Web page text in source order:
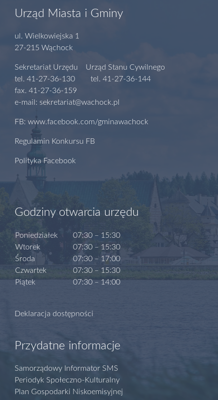
Urząd Miasta i Gminy
ul. Wielkowiejska 1
27-215 Wąchock
Sekretariat Urzędu Urząd Stanu Cywilnego
tel. 41-27-36-130 tel. 41-27-36-144
fax. 41-27-36-159
e-mail: sekretariat@wachock.pl
FB: www.facebook.com/gminawachock
Regulamin Konkursu FB
Polityka Facebook
Godziny otwarcia urzędu
Poniedziałek
Wtorek
Środa
Czwartek
Piątek
07:30 – 15:30
07:30 – 15:30
07:30 – 17:00
07:30 – 15:30
07:30 – 14:00
Deklaracja dostępności
Przydatne informacje
Samorządowy Informator SMS
Periodyk Społeczno-Kulturalny
Plan Gospodarki Niskoemisyjnej